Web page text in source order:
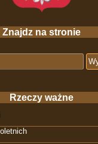
Znajdz na stronie
Rzeczy ważne